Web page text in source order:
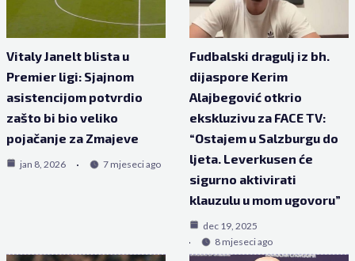
Vitaly Janelt blista u
Premier ligi: Sjajnom
asistencijom potvrdio
zašto bi bio veliko
pojačanje za Zmajeve
jan 8, 2026 7 mjeseci ago
Fudbalski dragulj iz bh.
dijaspore Kerim
Alajbegović otkrio
ekskluzivu za FACE TV:
“Ostajem u Salzburgu do
ljeta. Leverkusen će
sigurno aktivirati
klauzulu u mom ugovoru”
dec 19, 2025
8 mjeseci ago